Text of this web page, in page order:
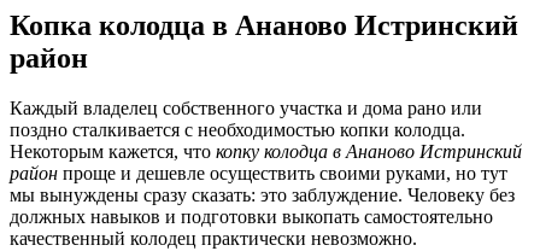
Копка колодца в Ананово Истринский
район
Каждый владелец собственного участка и дома рано или
поздно сталкивается с необходимостью копки колодца.
Некоторым кажется, что копку колодца в Ананово Истринский
район проще и дешевле осуществить своими руками, но тут
мы вынуждены сразу сказать: это заблуждение. Человеку без
должных навыков и подготовки выкопать самостоятельно
качественный колодец практически невозможно.